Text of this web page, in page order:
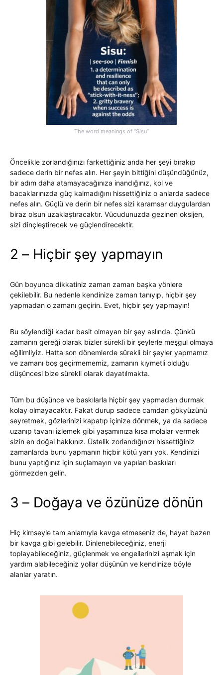
The word meanings of ”Sisu”
Öncelikle zorlandığınızı farkettiğiniz anda her şeyi bırakıp
sadece derin bir nefes alın. Her şeyin bittiğini düşündüğünüz,
bir adım daha atamayacağınıza inandığınız, kol ve
bacaklarınızda güç kalmadığını hissettiğiniz o anlarda sadece
nefes alın. Güçlü ve derin bir nefes sizi karamsar duygulardan
biraz olsun uzaklaştıracaktır. Vücudunuzda gezinen oksijen,
sizi dinçleştirecek ve güçlendirecektir.
2 – Hiçbir şey yapmayın
Gün boyunca dikkatiniz zaman zaman başka yönlere
çekilebilir. Bu nedenle kendinize zaman tanıyıp, hiçbir şey
yapmadan o zamanı geçirin. Evet, hiçbir şey yapmayın!
Bu söylendiği kadar basit olmayan bir şey aslında. Çünkü
zamanın gereği olarak bizler sürekli bir şeylerle meşgul olmaya
eğilimliyiz. Hatta son dönemlerde sürekli bir şeyler yapmamız
ve zamanı boş geçirmememiz, zamanın kıymetli olduğu
düşüncesi bize sürekli olarak dayatılmakta.
Tüm bu düşünce ve baskılarla hiçbir şey yapmadan durmak
kolay olmayacaktır. Fakat durup sadece camdan gökyüzünü
seyretmek, gözlerinizi kapatıp içinize dönmek, ya da sadece
uzanıp tavanı izlemek gibi yaşamınıza kısa molalar vermek
sizin en doğal hakkınız. Üstelik zorlandığınızı hissettiğiniz
zamanlarda bunu yapmanın hiçbir kötü yanı yok. Kendinizi
bunu yaptığınız için suçlamayın ve yapılan baskıları
görmezden gelin.
3 – Doğaya ve özünüze dönün
Hiç kimseyle tam anlamıyla kavga etmeseniz de, hayat bazen
bir kavga gibi gelebilir. Dinlenebileceğiniz, enerji
toplayabileceğiniz, güçlenmek ve engellerinizi aşmak için
yardım alabileceğiniz yollar düşünün ve kendinize böyle
alanlar yaratın.